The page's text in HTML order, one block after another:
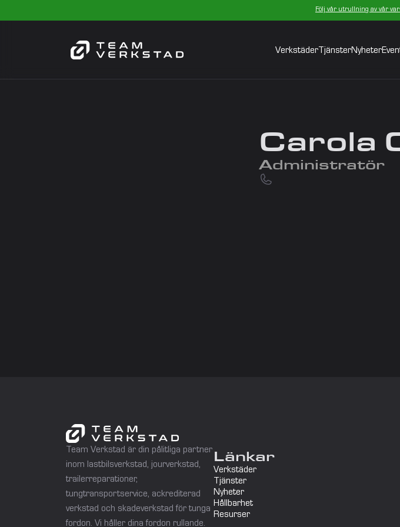
Följ vår utrullning av vår
VerkstäderTjänsterNyheter
Carola
Administratör
Team Verkstad är din pålitliga partner
inom lastbilsverkstad, jourverkstad,
trailerreparationer,
tungtransportservice, ackrediterad
verkstad och skadeverkstad för tunga
fordon. Vi håller dina fordon rullande.
Länkar
Verkstäder
Tjänster
Nyheter
Hållbarhet
Resurser